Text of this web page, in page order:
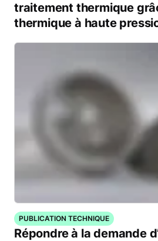
traitement thermique
thermique à haute
PUBLICATION TECHNIQUE
Répondre à la demande